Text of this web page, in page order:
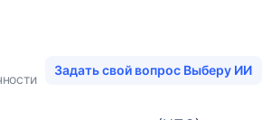
Задать свой вопрос Выберу ИИ